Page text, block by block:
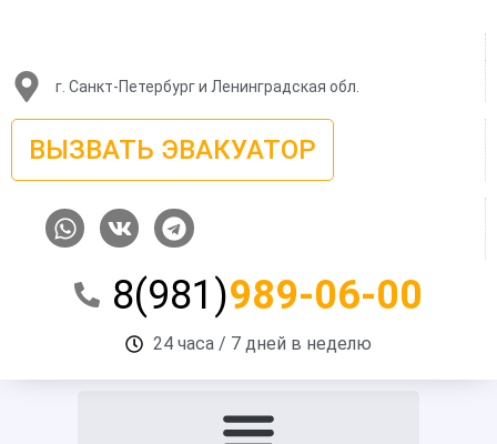
г. Санкт-Петербург и Ленинградская обл.
ВЫЗВАТЬ ЭВАКУАТОР
W
h
V
k
T
e
e
g
r
8(981)989-06-00
24 часа / 7 дней в неделю